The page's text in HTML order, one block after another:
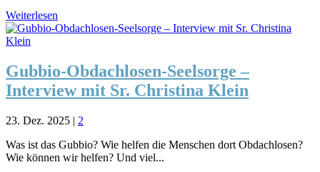
Weiterlesen
Gubbio-Obdachlosen-Seelsorge –
Interview mit Sr. Christina Klein
23. Dez. 2025 | 2
Was ist das Gubbio? Wie helfen die Menschen dort Obdachlosen?
Wie können wir helfen? Und viel...